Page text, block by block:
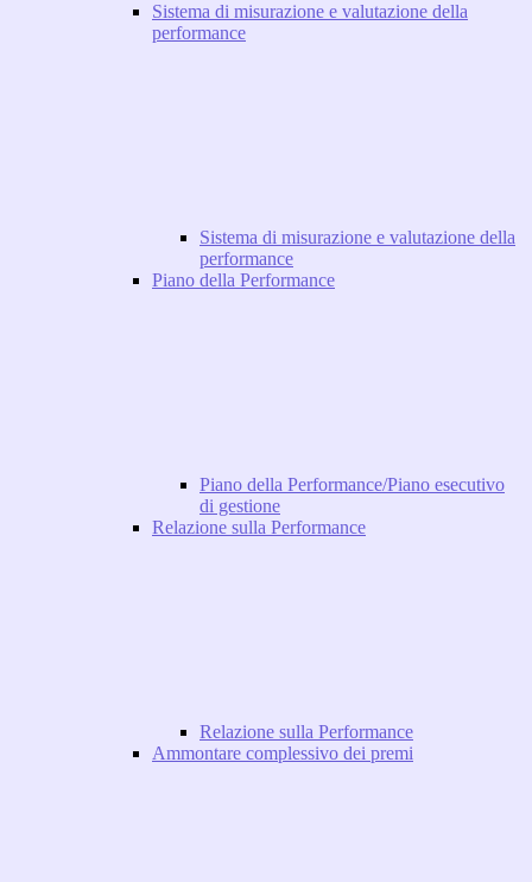
Sistema di misurazione e valutazione della
performance
Sistema di misurazione e valutazione della
performance
Piano della Performance
Piano della Performance/Piano esecutivo
di gestione
Relazione sulla Performance
Relazione sulla Performance
Ammontare complessivo dei premi